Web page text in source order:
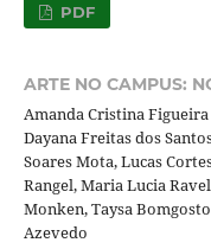
PDF
ARTE NO CAMPUS:
Amanda Cristina
Dayana Freitas dos
Soares Mota, Lucas
Rangel, Maria Lucia
Monken, Taysa
Azevedo